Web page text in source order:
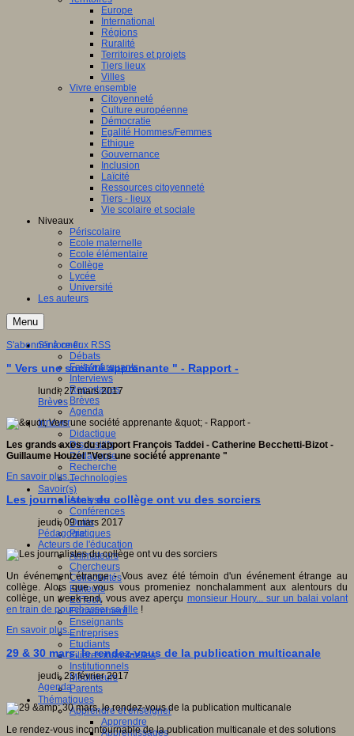
Europe
International
Régions
Ruralité
Territoires et projets
Tiers lieux
Villes
Vivre ensemble
Citoyenneté
Culture européenne
Démocratie
Egalité Hommes/Femmes
Ethique
Gouvernance
Inclusion
Laïcité
Ressources citoyenneté
Tiers - lieux
Vie scolaire et sociale
Niveaux
Périscolaire
Ecole maternelle
Ecole élémentaire
Collège
Lycée
Université
Les auteurs
Menu
S'informer
Débats
Faits marquants
Interviews
Reportages
Brèves
Agenda
Innover
Didactique
Dispositifs
Pédagogie
Recherche
Technologies
Savoir(s)
Analyses
Conférences
Outils
Pratiques
Acteurs de l'éducation
Animateurs
Chercheurs
Collectivités
Editeurs
EdTech
Encadrement
Enseignants
Entreprises
Etudiants
Filières industrielles
Institutionnels
Médiateurs
Parents
Thématiques
Apprendre et enseigner
Apprendre
Apprentissages
S'abonner à ce flux RSS
" Vers une société apprenante " - Rapport -
lundi, 27 mars 2017
Brèves
Les grands axes du rapport François Taddei - Catherine Becchetti-Bizot -
Guillaume Houzel "Vers une société apprenante "
En savoir plus...
Les journalistes du collège ont vu des sorciers
jeudi, 09 mars 2017
Pédagogie
Un événement étrange - Vous avez été témoin d'un événement étrange au
collège. Alors que vous vous promeniez nonchalamment aux alentours du
collège, un week-end, vous avez aperçu monsieur Houry... sur un balai volant
en train de pourchasser sa fille !
En savoir plus...
29 & 30 mars, le rendez-vous de la publication multicanale
jeudi, 23 février 2017
Agenda
Le rendez-vous incontournable de la publication multicanale et des solutions